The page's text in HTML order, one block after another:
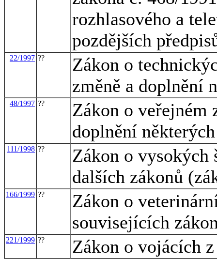
rozhlasového a
pozdějších
22/1997 ??
Zákon o
změně a doplnění
48/1997 ??
Zákon o veřejném
doplnění
111/1998 ??
Zákon o vysokých
dalších zákonů
166/1999 ??
Zákon o
souvisejících
221/1999 ?? Zákon o vojácích